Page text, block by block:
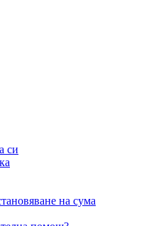
си
на сума